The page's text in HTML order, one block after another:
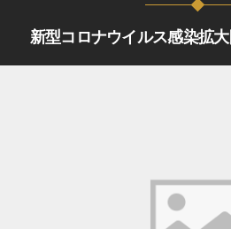
新型コロナウイルス感染拡